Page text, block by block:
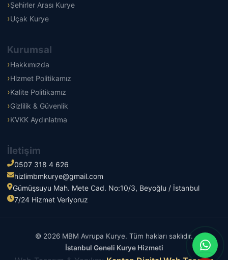
Şehirler Arası Kurye
Uçak Kurye
Kurumsal
Hakkımızda
Hizmet Politikamız
Kalite Politikamız
Gizlilik & Güvenlik
KVKK Aydınlatma
İletişim
0507 318 4 626
hizlimbmkurye@gmail.com
Gümüşsuyu Mah. Mete Cad. No:10/3, Beyoğlu / İstanbul
7/24 Hizmet Veriyoruz
© 2026 MBM Avrupa Kurye. Tüm hakları saklıdır.
İstanbul Geneli Kurye Hizmeti